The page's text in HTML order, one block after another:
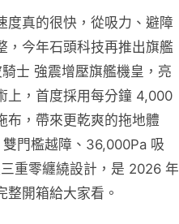
度真的很快，從吸力、避障
，今年石頭科技再推出旗艦
士 強震增壓旗艦機皇，亮
上，首度採用每分鐘 4,000
布，帶來更乾爽的拖地體
門檻越障、36,000Pa 吸
重零纏繞設計，是 2026 年
整開箱給大家看。